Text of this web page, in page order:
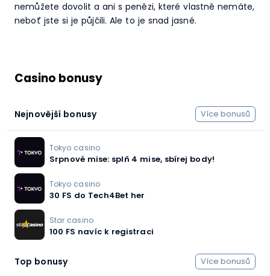
nemůžete dovolit a ani s penězi, které vlastně nemáte,
neboť jste si je půjčili. Ale to je snad jasné.
Casino bonusy
Nejnovější bonusy Více bonusů
Tokyo casino
Srpnové mise: splň 4 mise, sbírej body!
Tokyo casino
30 FS do Tech4Bet her
Star casino
100 FS navíc k registraci
Top bonusy Více bonusů